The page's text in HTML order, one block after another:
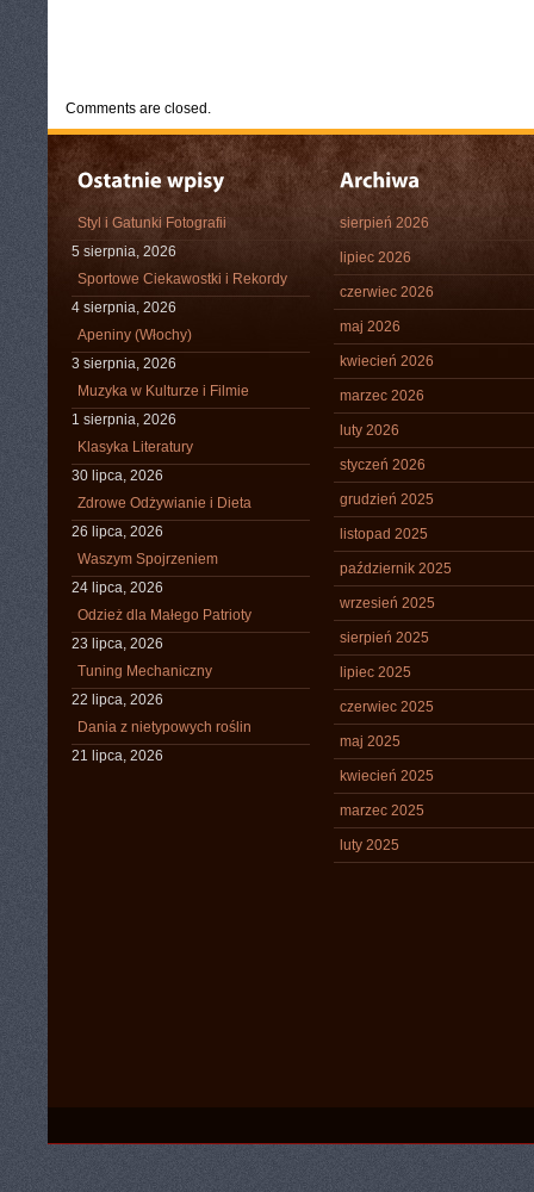
Comments are closed.
Styl i Gatunki Fotografii
5 sierpnia, 2026
Sportowe Ciekawostki i Rekordy
4 sierpnia, 2026
Apeniny (Włochy)
3 sierpnia, 2026
Muzyka w Kulturze i Filmie
1 sierpnia, 2026
Klasyka Literatury
30 lipca, 2026
Zdrowe Odżywianie i Dieta
26 lipca, 2026
Waszym Spojrzeniem
24 lipca, 2026
Odzież dla Małego Patrioty
23 lipca, 2026
Tuning Mechaniczny
22 lipca, 2026
Dania z nietypowych roślin
21 lipca, 2026
sierpień 2026
lipiec 2026
czerwiec 2026
maj 2026
kwiecień 2026
marzec 2026
luty 2026
styczeń 2026
grudzień 2025
listopad 2025
październik 2025
wrzesień 2025
sierpień 2025
lipiec 2025
czerwiec 2025
maj 2025
kwiecień 2025
marzec 2025
luty 2025